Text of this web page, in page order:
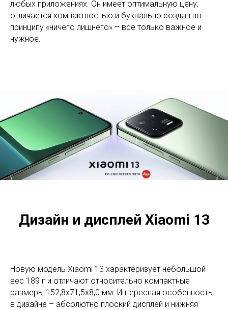
любых приложениях. Он имеет оптимальную цену,
отличается компактностью и буквально создан по
принципу «ничего лишнего» – все только важное и
нужное.
Дизайн и дисплей Xiaomi 13
Новую модель Xiaomi 13 характеризует небольшой
вес 189 г и отличают относительно компактные
размеры 152,8х71,5х8,0 мм. Интересная особенность
в дизайне – абсолютно плоский дисплей и нижняя